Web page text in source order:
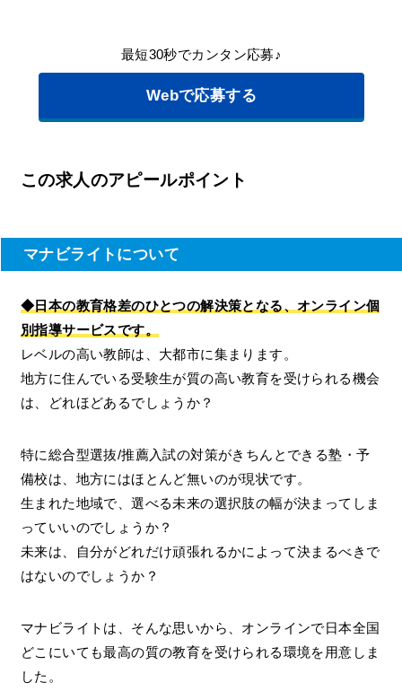
最短30秒でカンタン応募♪
Webで応募する
この求人のアピールポイント
マナビライトについて
◆日本の教育格差のひとつの解決策となる、オンライン個
別指導サービスです。
レベルの高い教師は、大都市に集まります。
地方に住んでいる受験生が質の高い教育を受けられる機会
は、どれほどあるでしょうか？
特に総合型選抜/推薦入試の対策がきちんとできる塾・予
備校は、地方にはほとんど無いのが現状です。
生まれた地域で、選べる未来の選択肢の幅が決まってしま
っていいのでしょうか？
未来は、自分がどれだけ頑張れるかによって決まるべきで
はないのでしょうか？
マナビライトは、そんな思いから、オンラインで日本全国
どこにいても最高の質の教育を受けられる環境を用意しま
した。